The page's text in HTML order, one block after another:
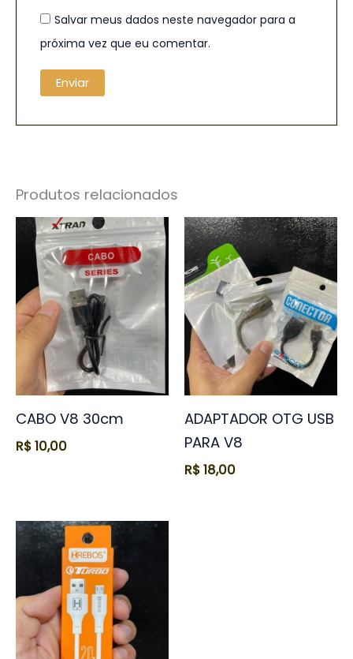
Salvar meus dados neste navegador para a
próxima vez que eu comentar.
Produtos relacionados
CABO V8 30cm
R$10,00
ADAPTADOR OTG USB
PARA V8
R$18,00